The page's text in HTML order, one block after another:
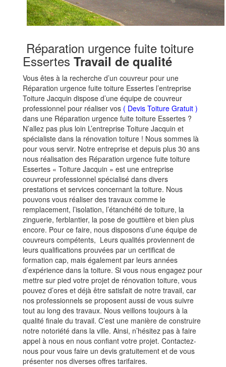
Réparation urgence fuite toiture
Essertes Travail de qualité
Vous êtes à la recherche d’un couvreur pour une
Réparation urgence fuite toiture Essertes l’entreprise
Toiture Jacquin dispose d’une équipe de couvreur
professionnel pour réaliser vos ( Devis Toiture Gratuit )
dans une Réparation urgence fuite toiture Essertes ?
N’allez pas plus loin L’entreprise Toiture Jacquin et
spécialiste dans la rénovation toiture ! Nous sommes là
pour vous servir. Notre entreprise et depuis plus 30 ans
nous réalisation des Réparation urgence fuite toiture
Essertes « Toiture Jacquin » est une entreprise
couvreur professionnel spécialisé dans divers
prestations et services concernant la toiture. Nous
pouvons vous réaliser des travaux comme le
remplacement, l’isolation, l’étanchéité de toiture, la
zinguerie, ferblantier, la pose de gouttière et bien plus
encore. Pour ce faire, nous disposons d’une équipe de
couvreurs compétents, Leurs qualités proviennent de
leurs qualifications prouvées par un certificat de
formation cap, mais également par leurs années
d’expérience dans la toiture. Si vous nous engagez pour
mettre sur pied votre projet de rénovation toiture, vous
pouvez d’ores et déjà être satisfait de notre travail, car
nos professionnels se proposent aussi de vous suivre
tout au long des travaux. Nous veillons toujours à la
qualité finale du travail. C’est une manière de construire
notre notoriété dans la ville. Ainsi, n’hésitez pas à faire
appel à nous en nous confiant votre projet. Contactez-
nous pour vous faire un devis gratuitement et de vous
présenter nos diverses offres tarifaires.